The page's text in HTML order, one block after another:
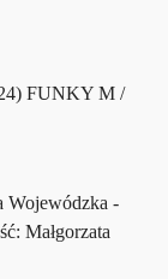
FUNKY M /
Wojewódzka -
Małgorzata